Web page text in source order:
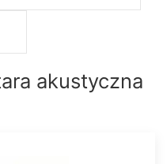
akustyczna